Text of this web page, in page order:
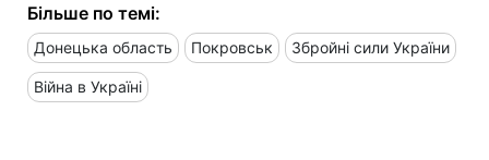
Більше по темі:
Донецька область Покровськ Збройні сили України
Війна в Україні